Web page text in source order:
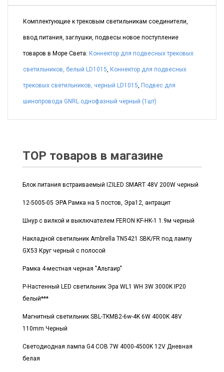
Комплектующие к трековым светильникам соединители,
ввод питания, заглушки, подвесы новое поступление
товаров в Море Света: Коннектор для подвесных трековых
светильников, белый LD1015, Коннектор для подвесных
трековых светильников, черный LD1015, Подвес для
шинопровода GNRL однофазный черный (1шт)
TOP товаров в магазине
Блок питания встраиваемый IZILED SMART 48V 200W черный
12-5005-05 ЭРА Рамка на 5 постов, Эра12, антрацит
Шнур с вилкой и выключателем FERON KF-HK-1 1.9м черный
Накладной светильник Ambrella TN5421 SBK/FR под лампу
GX53 Круг черный с полосой
Рамка 4-местная черная "Альтаир"
Р-Настенный LED светильник Эра WL1 WH 3W 3000K IP20
белый***
Магнитный светильник SBL-TKMB2-6w-4K 6W 4000K 48V
110mm Черный
Светодиодная лампа G4 COB 7W 4000-4500K 12V Дневная
белая